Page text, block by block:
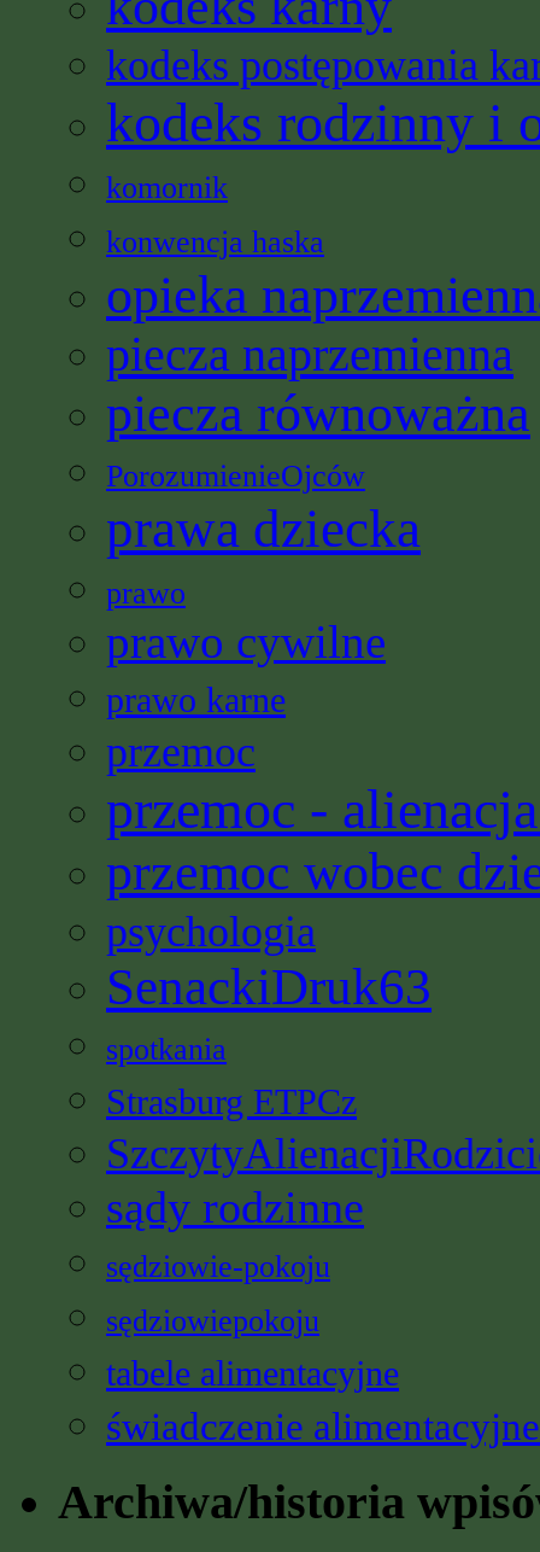
kodeks postępowania
kodeks rodzinny i
komornik
konwencja haska
opieka
piecza naprzemienna
piecza równoważna
PorozumienieOjców
prawa dziecka
prawo
prawo cywilne
prawo karne
przemoc
przemoc -
przemoc wobec
psychologia
SenackiDruk63
spotkania
Strasburg ETPCz
sądy rodzinne
sędziowie-pokoju
sędziowiepokoju
tabele alimentacyjne
świadczenie alimentacyjne
Archiwa/historia